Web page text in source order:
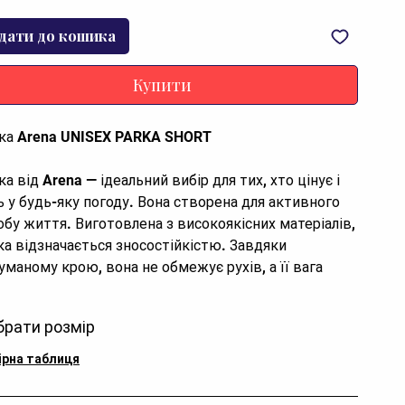
до кошика
Купити
Arena UNISEX PARKA SHORT
від Arena — ідеальний вибір для тих, хто цінує і
у будь-яку погоду. Вона створена для активного
життя. Виготовлена з високоякісних матеріалів,
відзначається зносостійкістю. Завдяки
крою, вона не обмежує рухів, а її вага
010571-500.XL
розмір
таблиця